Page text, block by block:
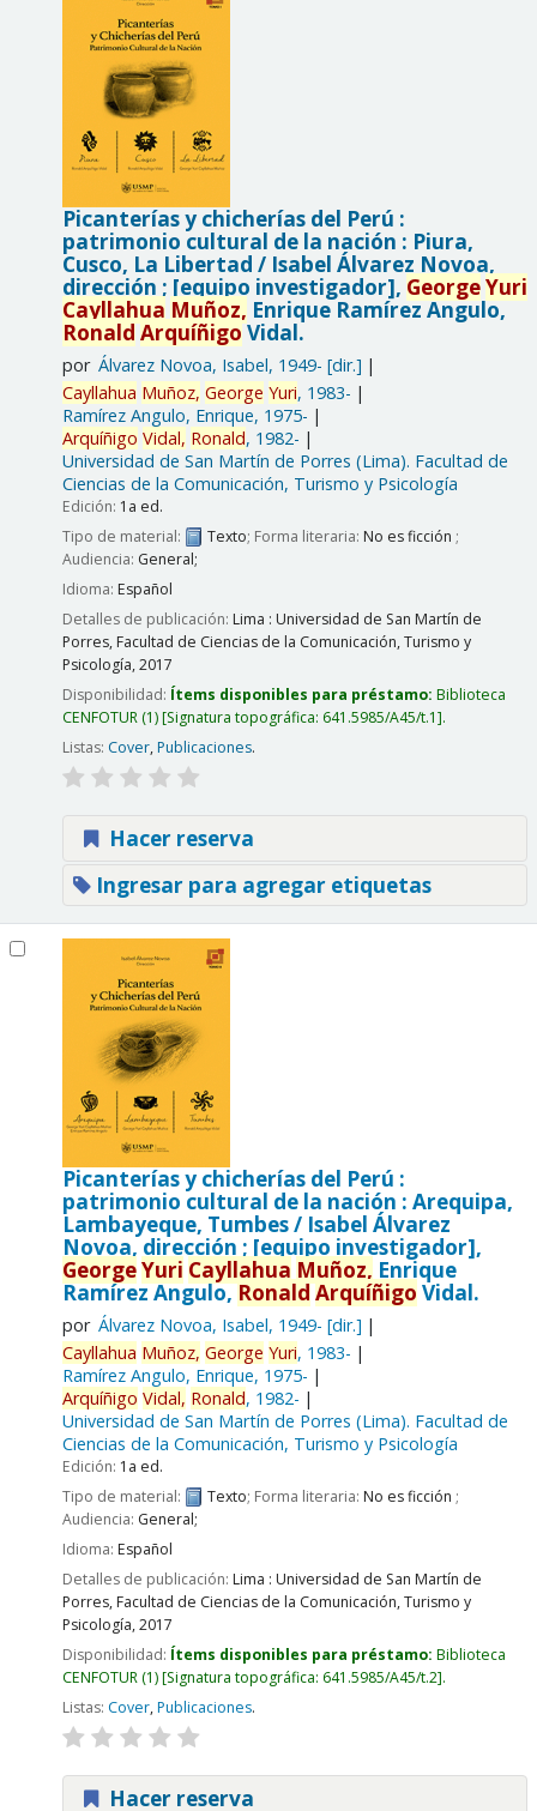
Picanterías y chicherías del Perú :
patrimonio cultural de la nación : Piura,
Cusco, La Libertad / Isabel Álvarez Novoa,
dirección ; [equipo investigador], GeorgeYuri
Cayllahua Muñoz, Enrique Ramírez Angulo,
Ronald ArquíñigoVidal.
por Álvarez Novoa, Isabel, 1949- [dir.]
Cayllahua Muñoz, George Yuri, 1983-
Ramírez Angulo, Enrique, 1975-
Arquíñigo Vidal, Ronald, 1982-
Universidad de San Martín de Porres (Lima). Facultad de
Ciencias de la Comunicación, Turismo y Psicología
Edición: 1a ed.
Tipo de material:
Texto; Forma literaria: No es ficción ;
Audiencia: General;
Idioma: Español
Detalles de publicación: Lima : Universidad de San Martín de
Porres, Facultad de Ciencias de la Comunicación, Turismo y
Psicología,2017
Disponibilidad: Ítems disponibles para préstamo: Biblioteca
CENFOTUR(1) Signatura topográfica: 641.5985/A45/t.1 .
Listas: Cover,Publicaciones.
Hacer reserva
Ingresar para agregar etiquetas
Picanterías y chicherías del Perú :
patrimonio cultural de la nación : Arequipa,
Lambayeque, Tumbes / Isabel Álvarez
Novoa, dirección ; [equipo investigador],
GeorgeYuri Cayllahua Muñoz, Enrique
Ramírez Angulo,Ronald Arquíñigo Vidal.
por Álvarez Novoa, Isabel, 1949- [dir.]
Cayllahua Muñoz, George Yuri, 1983-
Ramírez Angulo, Enrique, 1975-
Arquíñigo Vidal, Ronald, 1982-
Universidad de San Martín de Porres (Lima). Facultad de
Ciencias de la Comunicación, Turismo y Psicología
Edición: 1a ed.
Tipo de material:
Texto; Forma literaria: No es ficción ;
Audiencia: General;
Idioma: Español
Detalles de publicación: Lima : Universidad de San Martín de
Porres, Facultad de Ciencias de la Comunicación, Turismo y
Psicología,2017
Disponibilidad: Ítems disponibles para préstamo: Biblioteca
CENFOTUR(1) Signatura topográfica: 641.5985/A45/t.2 .
Listas: Cover,Publicaciones.
Hacer reserva